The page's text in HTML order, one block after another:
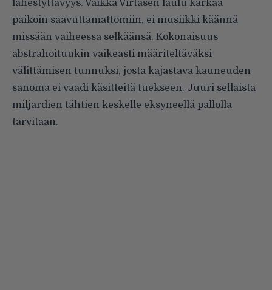
lähestyttävyys. Vaikka Virtasen laulu karkaa
paikoin saavuttamattomiin, ei musiikki käännä
missään vaiheessa selkäänsä. Kokonaisuus
abstrahoituukin vaikeasti määriteltäväksi
välittämisen tunnuksi, josta kajastava kauneuden
sanoma ei vaadi käsitteitä tuekseen. Juuri sellaista
miljardien tähtien keskelle eksyneellä pallolla
tarvitaan.